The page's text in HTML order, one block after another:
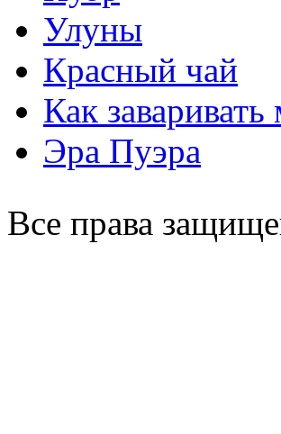
Улуны
Красный чай
Как
Эра Пуэра
Все права